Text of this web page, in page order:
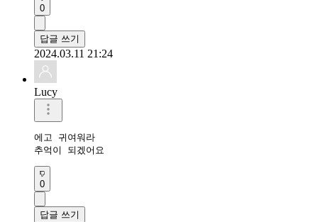
0
답글 쓰기
2024.03.11 21:24
Lucy
에고 귀여워라
추억이 되겠어요
0
답글 쓰기